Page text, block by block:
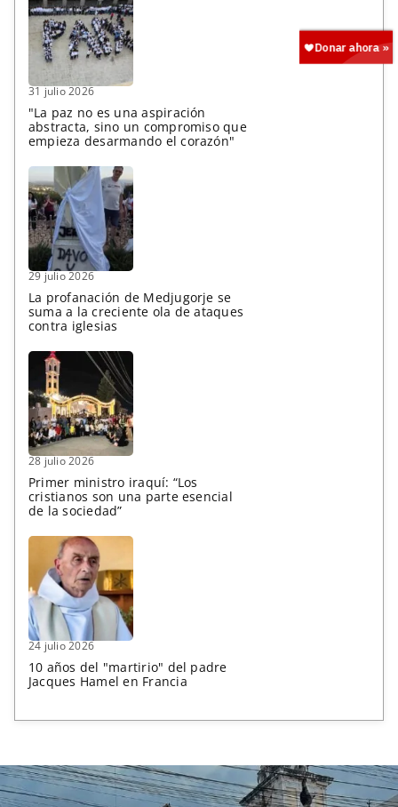
31 julio 2026
"La paz no es una aspiración
abstracta, sino un compromiso que
empieza desarmando el corazón"
29 julio 2026
La profanación de Medjugorje se
suma a la creciente ola de ataques
contra iglesias
28 julio 2026
Primer ministro iraquí: “Los
cristianos son una parte esencial
de la sociedad”
24 julio 2026
10 años del "martirio" del padre
Jacques Hamel en Francia